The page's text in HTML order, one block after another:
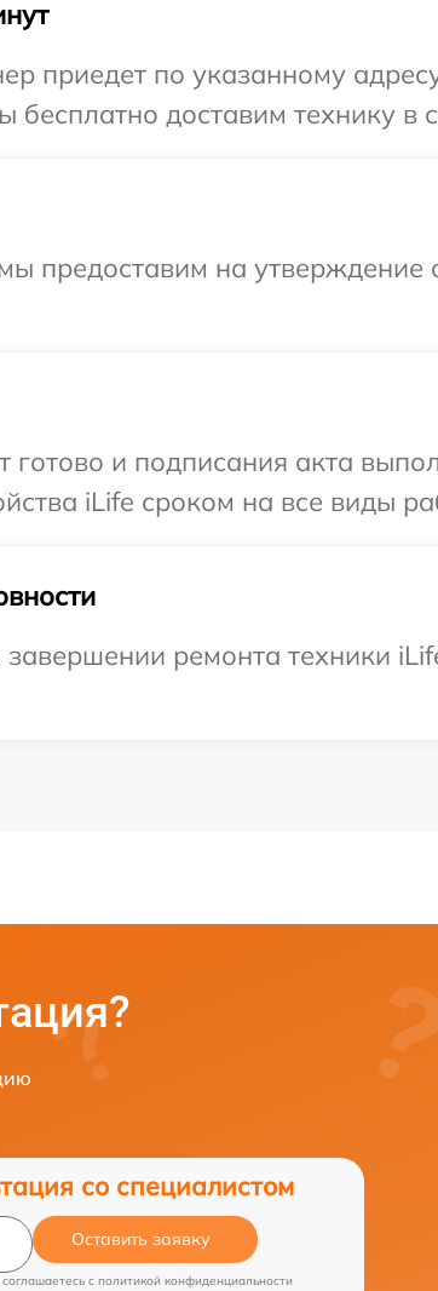
приедет по указанному
бесплатно доставим технику в
предоставим на утверждение
готово и подписания акта
iLife сроком на все виды
ремонта техники
со специалистом
Оставить заявку
c политикой конфиденциальности